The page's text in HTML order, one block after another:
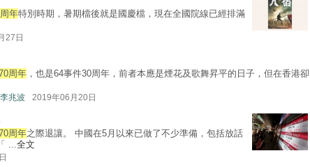
年特別時期，暑期檔後就是國慶檔，現在全國院線已經排滿
27日
周年 ，也是64事件30周年，前者本應是煙花及歌舞昇平的日子，但在香港卻
李兆波 2019年06月20日
周年之際退讓。 中國在5月以來已做了不少準備，包括放話
...全文